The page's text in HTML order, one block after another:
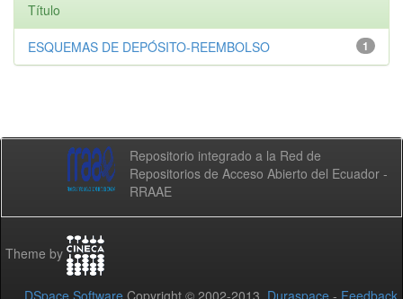
Título
1
ESQUEMAS DE DEPÓSITO-REEMBOLSO
Repositorio integrado a la Red de
Repositorios de Acceso Abierto del Ecuador -
RRAAE
Theme by
DSpace Software Copyright © 2002-2013 Duraspace - Feedback